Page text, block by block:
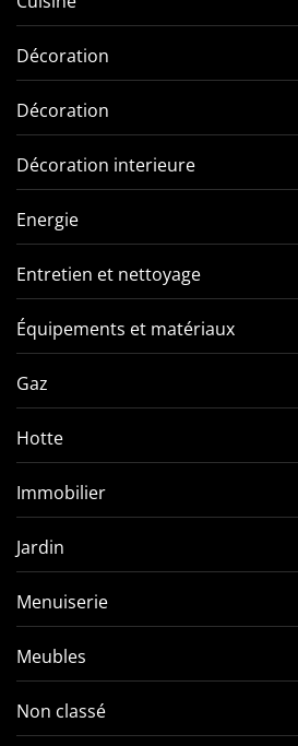
Décoration
Décoration
Décoration interieure
Energie
Entretien et nettoyage
Équipements et matériaux
Gaz
Hotte
Immobilier
Jardin
Menuiserie
Meubles
Non classé